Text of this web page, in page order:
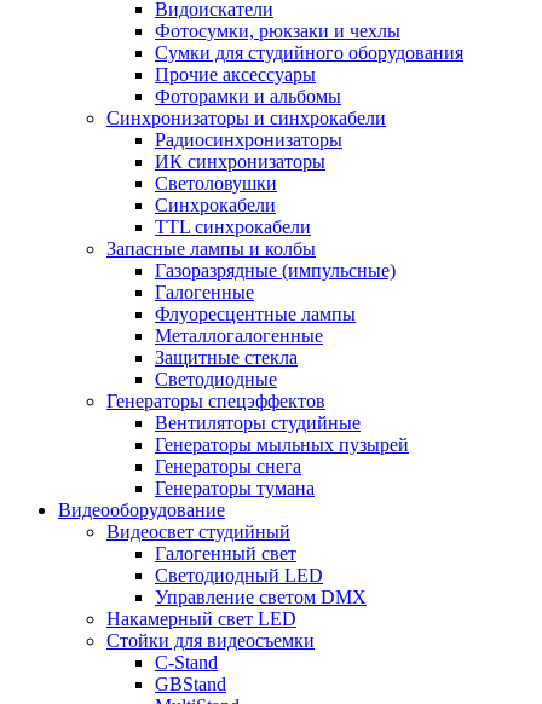
Видоискатели
Фотосумки, рюкзаки и чехлы
Сумки для студийного оборудования
Прочие аксессуары
Фоторамки и альбомы
Синхронизаторы и синхрокабели
Радиосинхронизаторы
ИК синхронизаторы
Светоловушки
Синхрокабели
TTL синхрокабели
Запасные лампы и колбы
Газоразрядные (импульсные)
Галогенные
Флуоресцентные лампы
Металлогалогенные
Защитные стекла
Светодиодные
Генераторы спецэффектов
Вентиляторы студийные
Генераторы мыльных пузырей
Генераторы снега
Генераторы тумана
Видеооборудование
Видеосвет студийный
Галогенный свет
Светодиодный LED
Управление светом DMX
Накамерный свет LED
Стойки для видеосъемки
C-Stand
GBStand